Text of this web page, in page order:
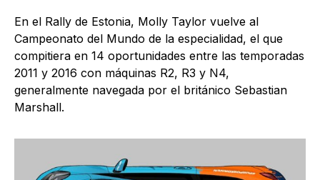
En el Rally de Estonia, Molly Taylor vuelve al
Campeonato del Mundo de la especialidad, el que
compitiera en 14 oportunidades entre las temporadas
2011 y 2016 con máquinas R2, R3 y N4,
generalmente navegada por el británico Sebastian
Marshall.